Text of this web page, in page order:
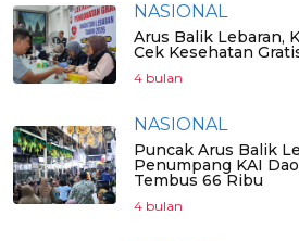
NASIONAL
Arus Balik Lebaran,
Cek Kesehatan
4 bulan
NASIONAL
Puncak Arus Balik
Penumpang KAI
Tembus 66 Ribu
4 bulan